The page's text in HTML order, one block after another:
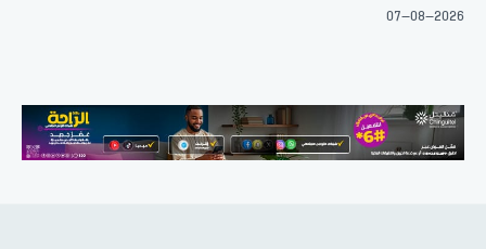
07-08-2026